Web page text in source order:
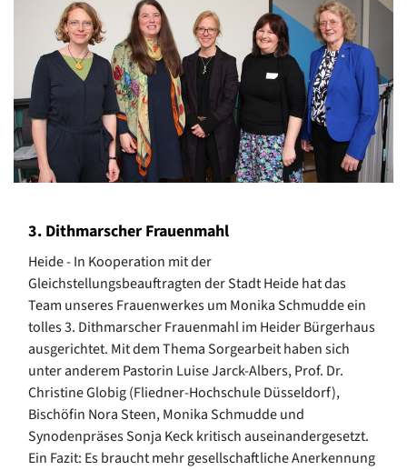
3. Dithmarscher Frauenmahl
Heide - In Kooperation mit der
Gleichstellungsbeauftragten der Stadt Heide hat das
Team unseres Frauenwerkes um Monika Schmudde ein
tolles 3. Dithmarscher Frauenmahl im Heider Bürgerhaus
ausgerichtet. Mit dem Thema Sorgearbeit haben sich
unter anderem Pastorin Luise Jarck-Albers, Prof. Dr.
Christine Globig (Fliedner-Hochschule Düsseldorf),
Bischöfin Nora Steen, Monika Schmudde und
Synodenpräses Sonja Keck kritisch auseinandergesetzt.
Ein Fazit: Es braucht mehr gesellschaftliche Anerkennung